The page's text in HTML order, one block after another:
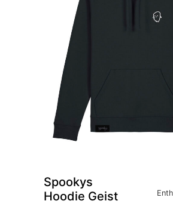
Spookys
Hoodie Geist